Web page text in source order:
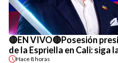
🔴EN VIVO🔴Posesión
de la Espriella en Cali: siga
Hace8 horas